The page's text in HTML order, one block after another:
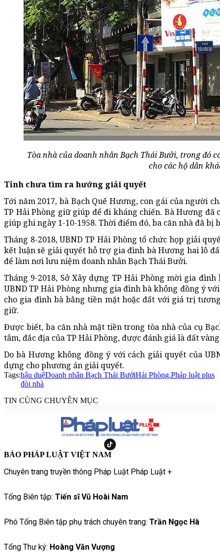
Tòa nhà của doanh nhân Bạch Thái Bưởi, trong đó
cho các hộ dân
Tỉnh chưa tìm ra hướng giải quyết
Tới năm 2017, bà Bạch Quế Hương, con gái của người
TP Hải Phòng giữ giúp để đi kháng chiến. Bà Hương
giúp ghi ngày 1-10-1958. Thời điểm đó, ba căn nhà đã bị
Tháng 8-2018, UBND TP Hải Phòng tổ chức họp giải
kết luận sẽ giải quyết hỗ trợ gia đình bà Hương hai lô
để làm nơi lưu niệm doanh nhân Bạch Thái Bưởi.
Tháng 9-2018, Sở Xây dựng TP Hải Phòng mời gia
UBND TP Hải Phòng nhưng gia đình bà không đồng ý
cho gia đình bà bằng tiền mặt hoặc đất với giá trị
giữ.
Được biết, ba căn nhà mặt tiền trong tòa nhà của cụ
tâm, đắc địa của TP Hải Phòng, được đánh giá là đất
Do bà Hương không đồng ý với cách giải quyết của
dựng cho phương án giải quyết.
Tags:hậu duệDoanh nhân Bạch Thái BưởiHải Phòng.Pháp luật plus
đòi nhà
TIN CÙNG CHUYÊN MỤC
BÁO PHÁP LUẬT VIỆT NAM
Chuyên trang truyền thông Pháp Luật Pháp Luật +
Tổng Biên tập: Tiến sĩ Vũ Hoài Nam
Phó Tổng Biên tập phụ trách chuyên trang: Trần Ngọc Hà
Tổng Thư ký: Hoàng Văn Vượng